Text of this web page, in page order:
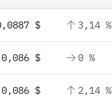
$ 3,14 %
0,086 $ 0 %
0,086 $ 2,14 %